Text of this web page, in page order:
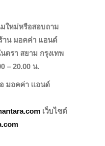
ใหม่หรือสอบถาม
าน มอคค่า แอนด์
รา สยาม กรุงเทพ
– 20.00 น.
อ มอคค่า แอนด์
เว็บไซต์